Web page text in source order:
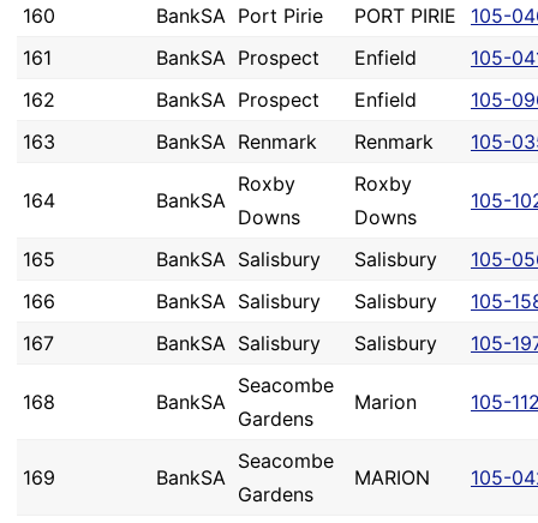
160
BankSA Port Pirie PORT PIRIE
105-
161
BankSA Prospect Enfield
105-
162
BankSA Prospect Enfield
105-
163
BankSA Renmark Renmark 105-
164 BankSA
Roxby
Downs
Roxby
Downs
105-
165 BankSA Salisbury Salisbury
105-
166
BankSA Salisbury Salisbury
105-
167
BankSA Salisbury Salisbury 105-
168 BankSA
Seacombe
Gardens
Marion 105-
169 BankSA
Seacombe
Gardens
MARION 105-